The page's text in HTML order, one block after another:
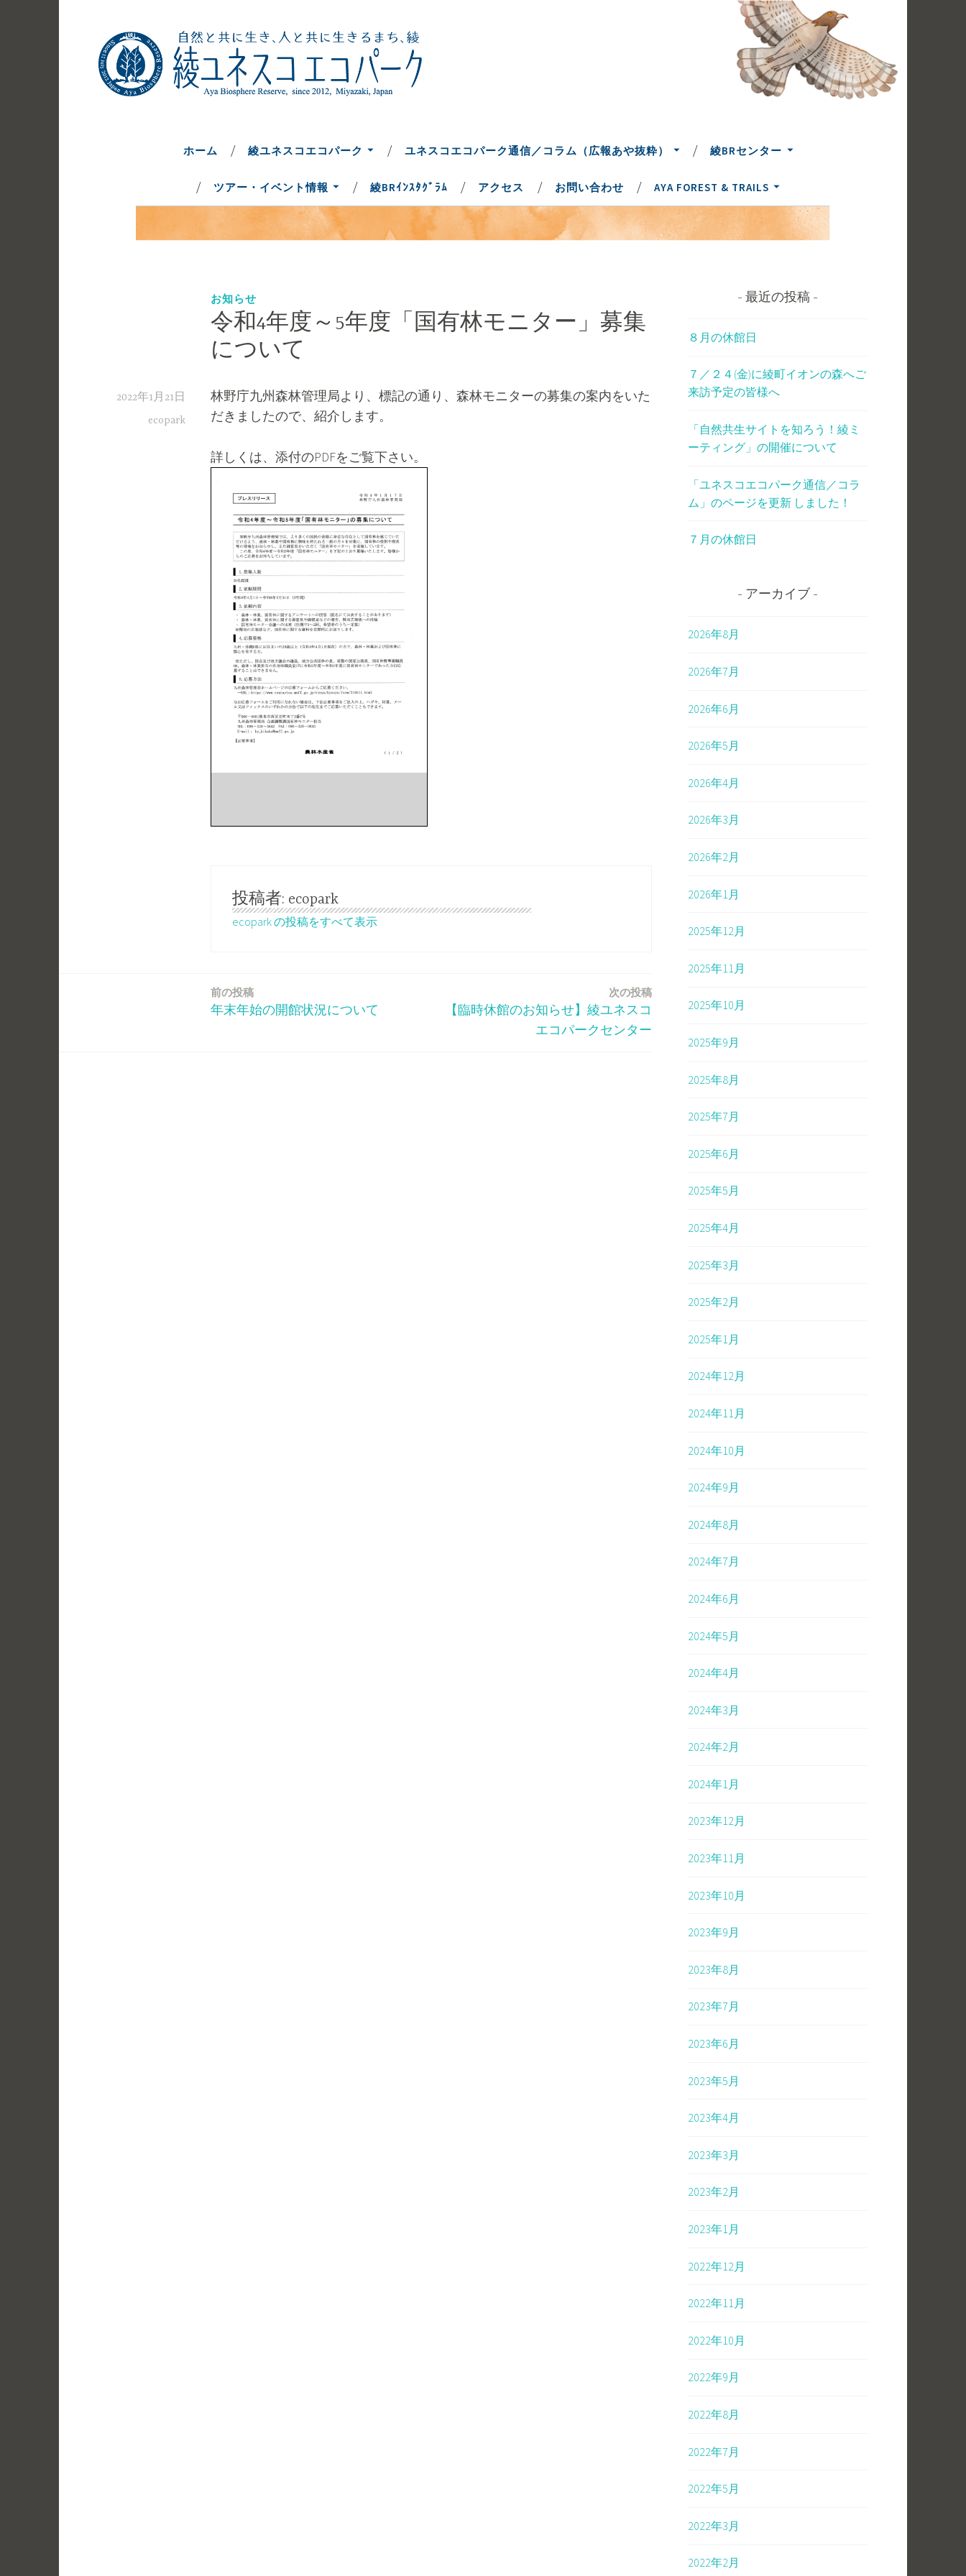
ホーム 綾ユネスコエコパーク ユネスコエコパーク通信／コラム（広報あや抜粋） 綾BRセンター
ツアー・イベント情報 綾BRｲﾝｽﾀｸﾞﾗﾑ アクセス お問い合わせ AYA FOREST & TRAILS
お知らせ
令和4年度～5年度「国有林モニター」募集
について
2022年1月21日
ecopark
林野庁九州森林管理局より、標記の通り、森林モニターの募集の案内をいた
だきましたので、紹介します。
詳しくは、添付のPDFをご覧下さい。
投稿者: ecopark
ecopark の投稿をすべて表示
前の投稿
年末年始の開館状況について
次の投稿
【臨時休館のお知らせ】綾ユネスコ
エコパークセンター
最近の投稿
８月の休館日
７／２４(金)に綾町イオンの森へご
来訪予定の皆様へ
「自然共生サイトを知ろう！綾ミ
ーティング」の開催について
「ユネスコエコパーク通信／コラ
ム」のページを更新 しました！
７月の休館日
アーカイブ
2026年8月
2026年7月
2026年6月
2026年5月
2026年4月
2026年3月
2026年2月
2026年1月
2025年12月
2025年11月
2025年10月
2025年9月
2025年8月
2025年7月
2025年6月
2025年5月
2025年4月
2025年3月
2025年2月
2025年1月
2024年12月
2024年11月
2024年10月
2024年9月
2024年8月
2024年7月
2024年6月
2024年5月
2024年4月
2024年3月
2024年2月
2024年1月
2023年12月
2023年11月
2023年10月
2023年9月
2023年8月
2023年7月
2023年6月
2023年5月
2023年4月
2023年3月
2023年2月
2023年1月
2022年12月
2022年11月
2022年10月
2022年9月
2022年8月
2022年7月
2022年5月
2022年3月
2022年2月